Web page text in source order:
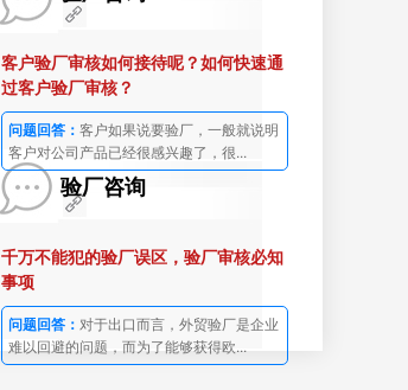
客户验厂审核如何接待呢？如何快速通
过客户验厂审核？
问题回答：客户如果说要验厂，一般就说明
客户对公司产品已经很感兴趣了，很...
验厂咨询
千万不能犯的验厂误区，验厂审核必知
事项
问题回答：对于出口而言，外贸验厂是企业
难以回避的问题，而为了能够获得欧...